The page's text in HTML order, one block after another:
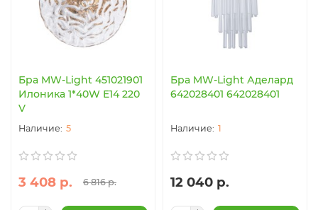
Бра MW-Light 451021901
Илоника 1*40W E14 220
V
5
3 408 р. 6 816 р.
Бра MW-Light Аделард
642028401 642028401
1
12 040 р.